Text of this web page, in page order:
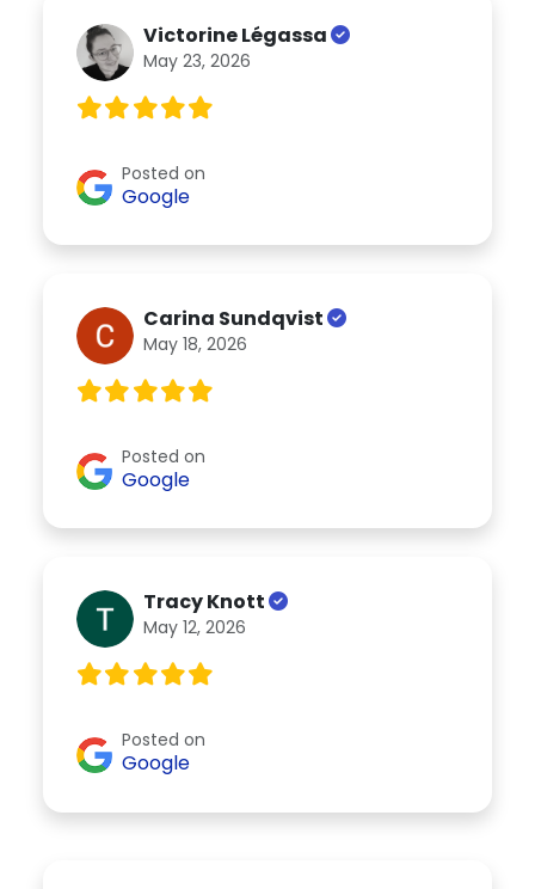
Victorine Légassa
May 23, 2026
Posted on
Google
Carina Sundqvist
May 18, 2026
Posted on
Google
Tracy Knott
May 12, 2026
Posted on
Google